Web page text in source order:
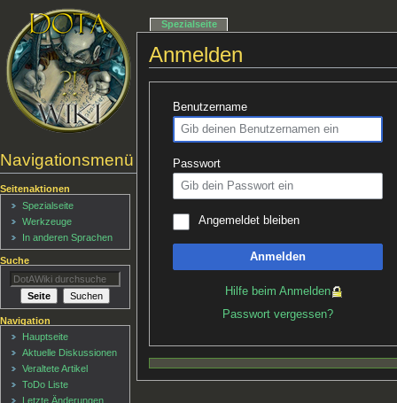
Anmelden
Benutzername
Passwort
Angemeldet bleiben
Anmelden
Hilfe beim Anmelden
Passwort vergessen?
Navigationsmenü
Spezialseite
Seitenaktionen
Spezialseite
Werkzeuge
In anderen Sprachen
Suche
Navigation
Hauptseite
Aktuelle Diskussionen
Veraltete Artikel
ToDo Liste
Letzte Änderungen